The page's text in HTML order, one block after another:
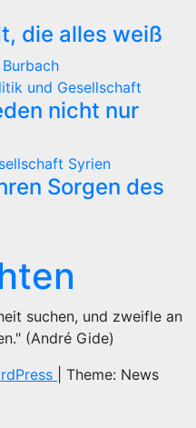
die alles weiß
und Gesellschaft
nicht nur
Syrien
Sorgen des
suchen, und zweifle an
(André Gide)
Theme: News